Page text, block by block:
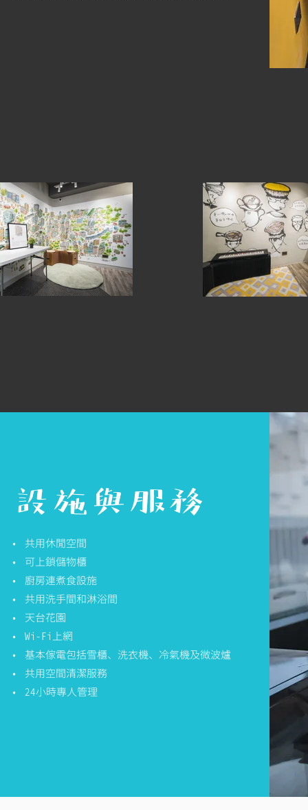
設施與服務
• 共用休閒空間
• 可上鎖儲物櫃
• 廚房連煮食設施
• 共用洗手間和淋浴間
• 天台花園
• Wi-Fi上網
• 基本傢電包括雪櫃、洗衣機、冷氣機及微波爐
• 共用空間清潔服務
• 24小時專人管理